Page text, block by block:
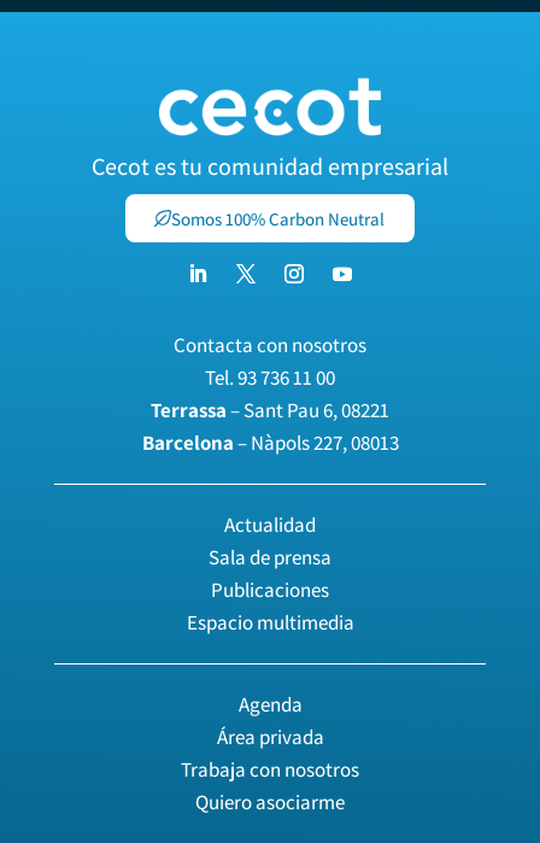
Cecot es tu comunidad empresarial
Somos 100% Carbon Neutral
Contacta con nosotros
Tel.93 736 11 00
Terrassa– Sant Pau 6, 08221
Barcelona– Nàpols 227, 08013
Actualidad
Sala de prensa
Publicaciones
Espacio multimedia
Agenda
Área privada
Trabaja con nosotros
Quiero asociarme